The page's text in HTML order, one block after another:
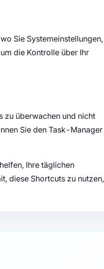
Sie Systemeinstellungen,
die Kontrolle über Ihr
zu überwachen und nicht
Sie den Task-Manager
Ihre täglichen
diese Shortcuts zu nutzen,